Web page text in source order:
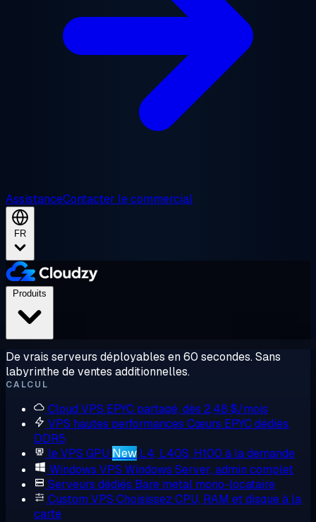
AssistanceContacter le commercial
FR
De vrais serveurs déployables en 60 secondes. Sans
labyrinthe de ventes additionnelles.
CALCUL
Cloud VPS EPYC partagé, dès 2,48 $/mois
VPS hautes performances Cœurs EPYC dédiés,
DDR5
le VPS GPU New L4, L40S, H100 à la demande
Windows VPS Windows Server, admin complet
Serveurs dédiés Bare metal mono-locataire
Custom VPS Choisissez CPU, RAM et disque à la
carte